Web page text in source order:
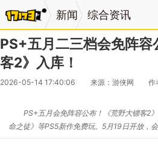
新闻 综合资讯
PS+五月二三档会免阵容
客2》入库！
2026-05-14 17:40:06 来源：游侠网 作
PS+五月会免阵容公布！《荒野大镖客2
命之徒》等PS5新作免费玩。5月19日开放，